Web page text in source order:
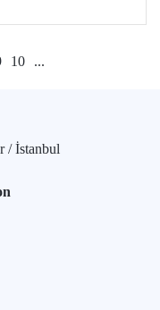
10 ...
/ İstanbul